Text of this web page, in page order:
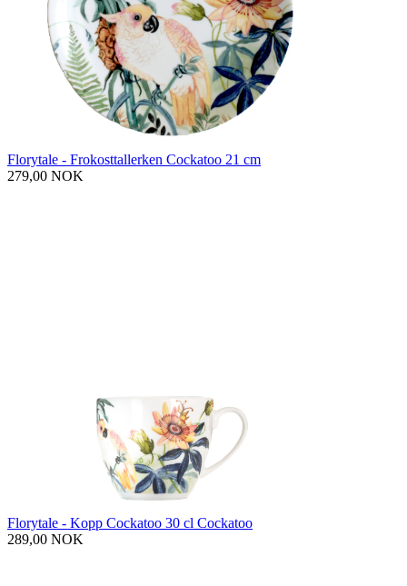
Florytale - Frokosttallerken Cockatoo 21 cm
279,00 NOK
Florytale - Kopp Cockatoo 30 cl Cockatoo
289,00 NOK